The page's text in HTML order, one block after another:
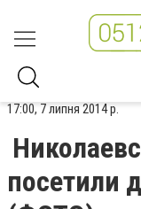
17:00, 7 липня 2014 р.
посетили